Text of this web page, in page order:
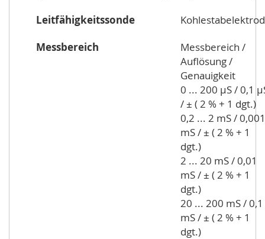
Leitfähigkeitssonde
Messbereich
Messbereich /
Auflösung /
Genauigkeit
0 ... 200 µS / 0,1
/ ± ( 2 % + 1 dgt.)
0,2 ... 2 mS / 0,001
mS / ± ( 2 % + 1
dgt.)
2 ... 20 mS / 0,01
mS / ± ( 2 % + 1
dgt.)
20 ... 200 mS / 0,1
mS / ± ( 2 % + 1
dgt.)